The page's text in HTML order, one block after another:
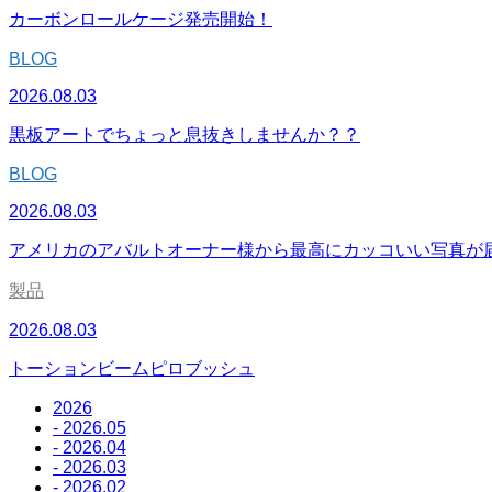
カーボンロールケージ発売開始！
BLOG
2026.08.03
黒板アートでちょっと息抜きしませんか？？
BLOG
2026.08.03
アメリカのアバルトオーナー様から最高にカッコいい写真が
製品
2026.08.03
トーションビームピロブッシュ
2026
- 2026.05
- 2026.04
- 2026.03
- 2026.02